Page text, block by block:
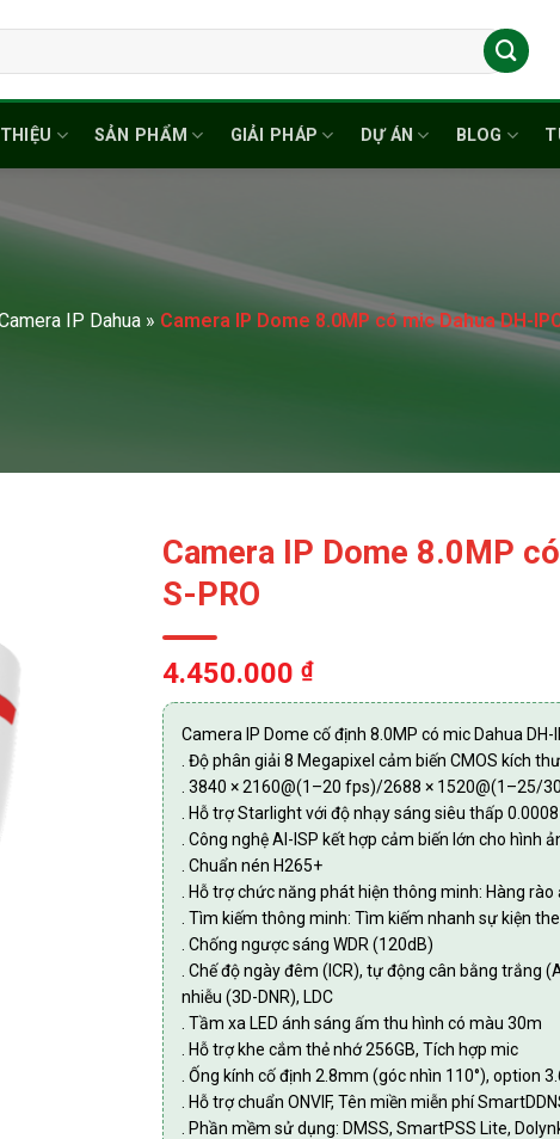
SẢN PHẨM GIẢI PHÁP DỰ ÁN BLOG
IP Dahua » Camera IP Dome 8.0MP có mic Dahua DH-
Camera IP Dome 8.0MP
S-PRO
4.450.000 ₫
Camera IP Dome cố định 8.0MP có mic Dahua DH-
. Độ phân giải 8 Megapixel cảm biến CMOS kích
. 3840 × 2160@(1–20 fps)/2688 × 1520@(1–25/
. Hỗ trợ Starlight với độ nhạy sáng siêu thấp
. Công nghệ AI-ISP kết hợp cảm biến lớn cho
. Chuẩn nén H265+
. Hỗ trợ chức năng phát hiện thông minh: Hàng
. Tìm kiếm thông minh: Tìm kiếm nhanh sự kiện
. Chống ngược sáng WDR (120dB)
. Chế độ ngày đêm (ICR), tự động cân bằng trắng
nhiễu (3D-DNR), LDC
. Tầm xa LED ánh sáng ấm thu hình có màu 30m
. Hỗ trợ khe cắm thẻ nhớ 256GB, Tích hợp mic
. Ống kính cố định 2.8mm (góc nhìn 110°), option
. Hỗ trợ chuẩn ONVIF, Tên miền miễn phí
. Phần mềm sử dụng: DMSS, SmartPSS Lite,